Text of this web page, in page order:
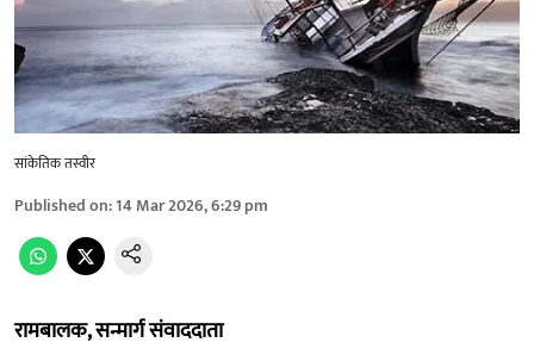
सांकेतिक तस्वीर
Published on:14 Mar 2026, 6:29 pm
रामबालक, सन्मार्ग संवाददाता